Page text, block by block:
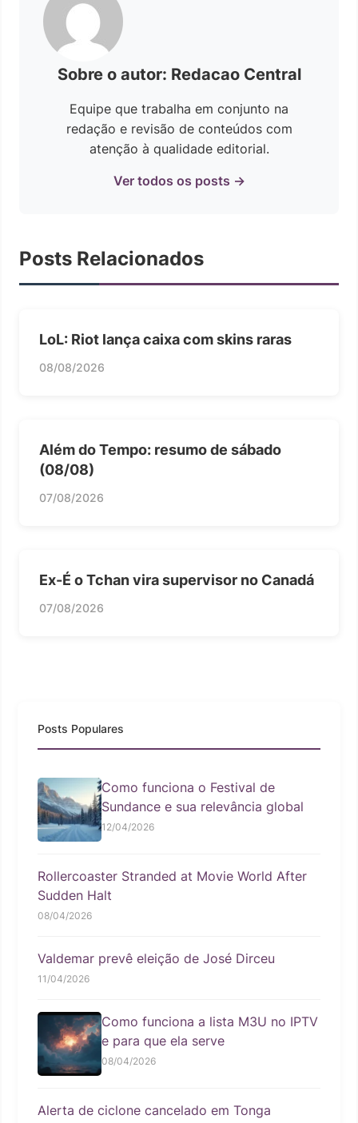
Sobre o autor: Redacao Central
Equipe que trabalha em conjunto na
redação e revisão de conteúdos com
atenção à qualidade editorial.
Ver todos os posts →
Posts Relacionados
LoL: Riot lança caixa com skins raras
08/08/2026
Além do Tempo: resumo de sábado
(08/08)
07/08/2026
Ex-É o Tchan vira supervisor no Canadá
07/08/2026
Posts Populares
Como funciona o Festival de
Sundance e sua relevância global
12/04/2026
Rollercoaster Stranded at Movie World After
Sudden Halt
08/04/2026
Valdemar prevê eleição de José Dirceu
11/04/2026
Como funciona a lista M3U no IPTV
e para que ela serve
08/04/2026
Alerta de ciclone cancelado em Tonga